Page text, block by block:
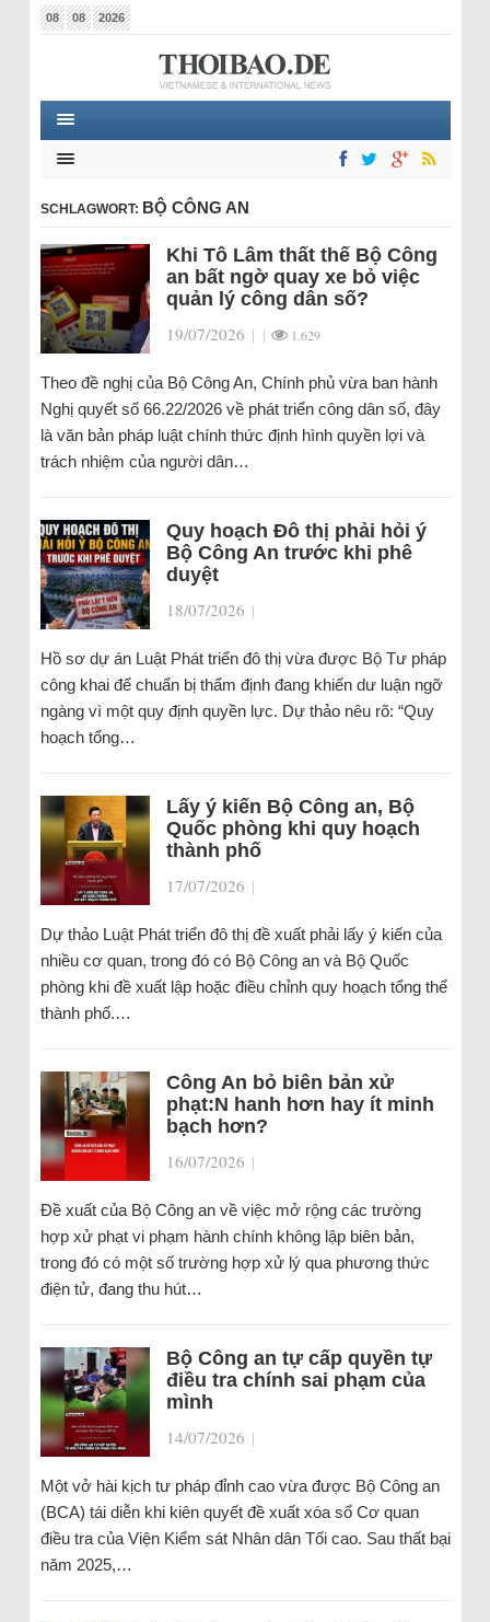
08 08 2026
SCHLAGWORT: BỘ CÔNG AN
Khi Tô Lâm thất thế Bộ Công
an bất ngờ quay xe bỏ việc
quản lý công dân số?
19/07/2026 | | 1.629
Theo đề nghị của Bộ Công An, Chính phủ vừa ban hành
Nghị quyết số 66.22/2026 về phát triển công dân số, đây
là văn bản pháp luật chính thức định hình quyền lợi và
trách nhiệm của người dân…
Quy hoạch Đô thị phải hỏi ý
Bộ Công An trước khi phê
duyệt
18/07/2026 |
Hồ sơ dự án Luật Phát triển đô thị vừa được Bộ Tư pháp
công khai để chuẩn bị thẩm định đang khiến dư luận ngỡ
ngàng vì một quy định quyền lực. Dự thảo nêu rõ: “Quy
hoạch tổng…
Lấy ý kiến Bộ Công an, Bộ
Quốc phòng khi quy hoạch
thành phố
17/07/2026 |
Dự thảo Luật Phát triển đô thị đề xuất phải lấy ý kiến của
nhiều cơ quan, trong đó có Bộ Công an và Bộ Quốc
phòng khi đề xuất lập hoặc điều chỉnh quy hoạch tổng thể
thành phố.…
Công An bỏ biên bản xử
phạt:N hanh hơn hay ít minh
bạch hơn?
16/07/2026 |
Đề xuất của Bộ Công an về việc mở rộng các trường
hợp xử phạt vi phạm hành chính không lập biên bản,
trong đó có một số trường hợp xử lý qua phương thức
điện tử, đang thu hút…
Bộ Công an tự cấp quyền tự
điều tra chính sai phạm của
mình
14/07/2026 |
Một vở hài kịch tư pháp đỉnh cao vừa được Bộ Công an
(BCA) tái diễn khi kiên quyết đề xuất xóa sổ Cơ quan
điều tra của Viện Kiểm sát Nhân dân Tối cao. Sau thất bại
năm 2025,…